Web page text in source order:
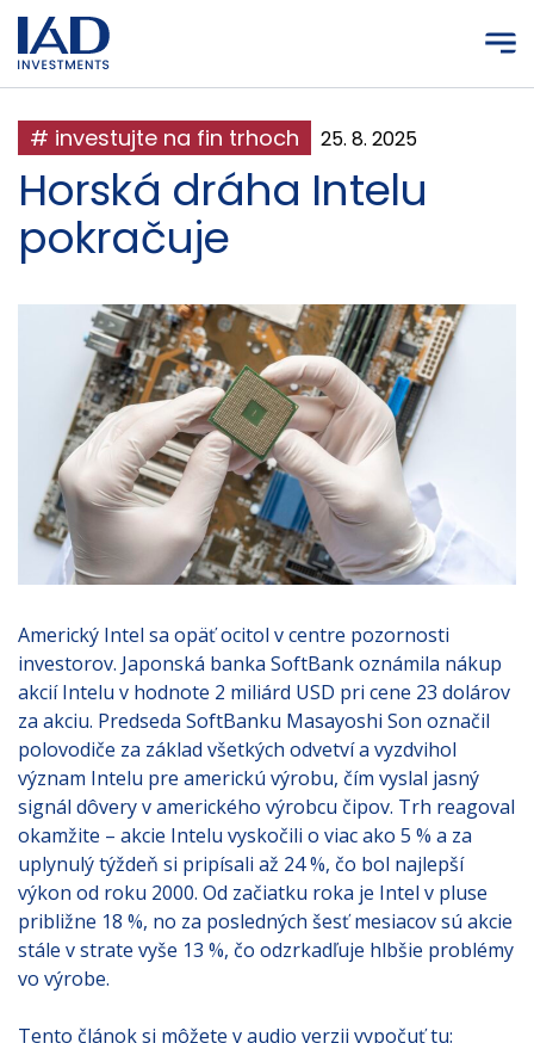
Prejsť na hlavný obsah
# investujte na fin trhoch 25. 8. 2025
Horská dráha Intelu
pokračuje
Americký Intel sa opäť ocitol v centre pozornosti
investorov. Japonská banka SoftBank oznámila nákup
akcií Intelu v hodnote 2 miliárd USD pri cene 23 dolárov
za akciu. Predseda SoftBanku Masayoshi Son označil
polovodiče za základ všetkých odvetví a vyzdvihol
význam Intelu pre americkú výrobu, čím vyslal jasný
signál dôvery v amerického výrobcu čipov. Trh reagoval
okamžite – akcie Intelu vyskočili o viac ako 5 % a za
uplynulý týždeň si pripísali až 24 %, čo bol najlepší
výkon od roku 2000. Od začiatku roka je Intel v pluse
približne 18 %, no za posledných šesť mesiacov sú akcie
stále v strate vyše 13 %, čo odzrkadľuje hlbšie problémy
vo výrobe.
Tento článok si môžete v audio verzii vypočuť tu: